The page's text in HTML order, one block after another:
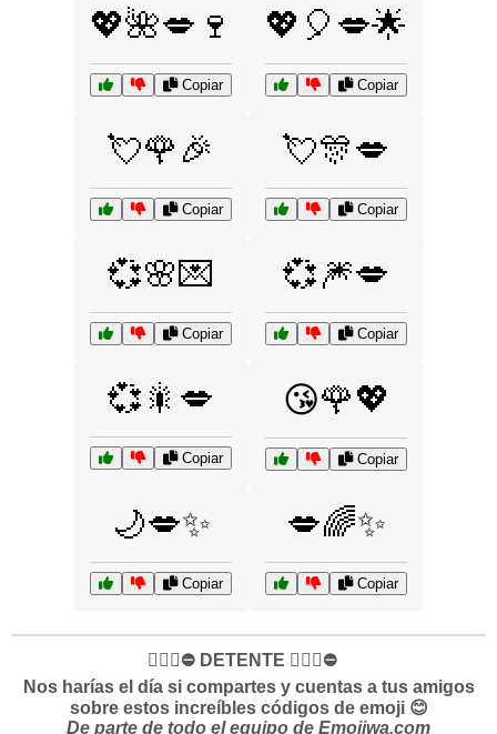
💖🌺💋🍷
Copiar
💖🎈💋🌟
Copiar
💘🌹🎉
Copiar
💘🎊💋
Copiar
💞🌸💌
Copiar
💞🎆💋
Copiar
💞🎇💋
Copiar
😘🌹💖
Copiar
🌙💋✨
Copiar
💋🌈✨
Copiar
✋🏻🛑⛔️ DETENTE ✋🏻🛑⛔️
Nos harías el día si compartes y cuentas a tus amigos
sobre estos increíbles códigos de emoji 😊
De parte de todo el equipo de Emojiwa.com